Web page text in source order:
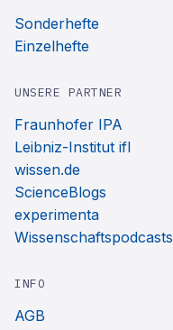
Sonderhefte
Einzelhefte
UNSERE PARTNER
Fraunhofer IPA
Leibniz-Institut ifl
wissen.de
ScienceBlogs
experimenta
Wissenschaftspodcasts
INFO
AGB